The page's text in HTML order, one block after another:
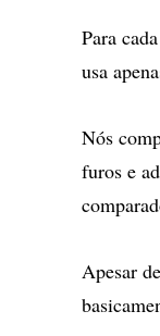
Para
usa
Nós
furos e
Apesar